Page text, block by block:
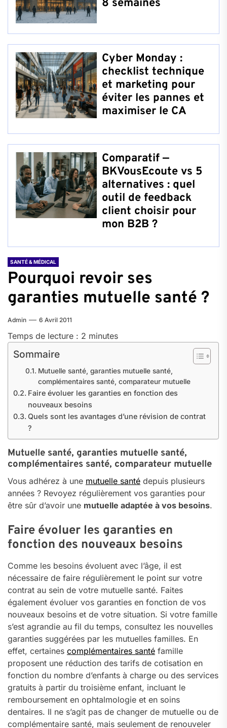
8 semaines
Cyber Monday :
checklist technique
et marketing pour
éviter les pannes et
maximiser le CA
Comparatif —
BKVousEcoute vs 5
alternatives : quel
outil de feedback
client choisir pour
mon B2B ?
SANTÉ & MÉDICAL
Pourquoi revoir ses
garanties mutuelle santé ?
Admin 6 Avril 2011
Temps de lecture : 2 minutes
Sommaire
Mutuelle santé, garanties mutuelle santé,
complémentaires santé, comparateur mutuelle
Faire évoluer les garanties en fonction des
nouveaux besoins
Quels sont les avantages d’une révision de contrat
?
Mutuelle santé, garanties mutuelle santé,
complémentaires santé, comparateur mutuelle
Vous adhérez à une mutuelle santé depuis plusieurs
années ? Revoyez régulièrement vos garanties pour
être sûr d’avoir une mutuelle adaptée à vos besoins.
Faire évoluer les garanties en
fonction des nouveaux besoins
Comme les besoins évoluent avec l’âge, il est
nécessaire de faire régulièrement le point sur votre
contrat au sein de votre mutuelle santé. Faites
également évoluer vos garanties en fonction de vos
nouveaux besoins et de votre situation. Si votre famille
s’est agrandie au fil du temps, consultez les nouvelles
garanties suggérées par les mutuelles familles. En
effet, certaines complémentaires santé famille
proposent une réduction des tarifs de cotisation en
fonction du nombre d’enfants à charge ou des services
gratuits à partir du troisième enfant, incluant le
remboursement en ophtalmologie et en soins
dentaires. Il ne s’agit pas de changer de mutuelle ou de
complémentaire santé, mais seulement de renouveler